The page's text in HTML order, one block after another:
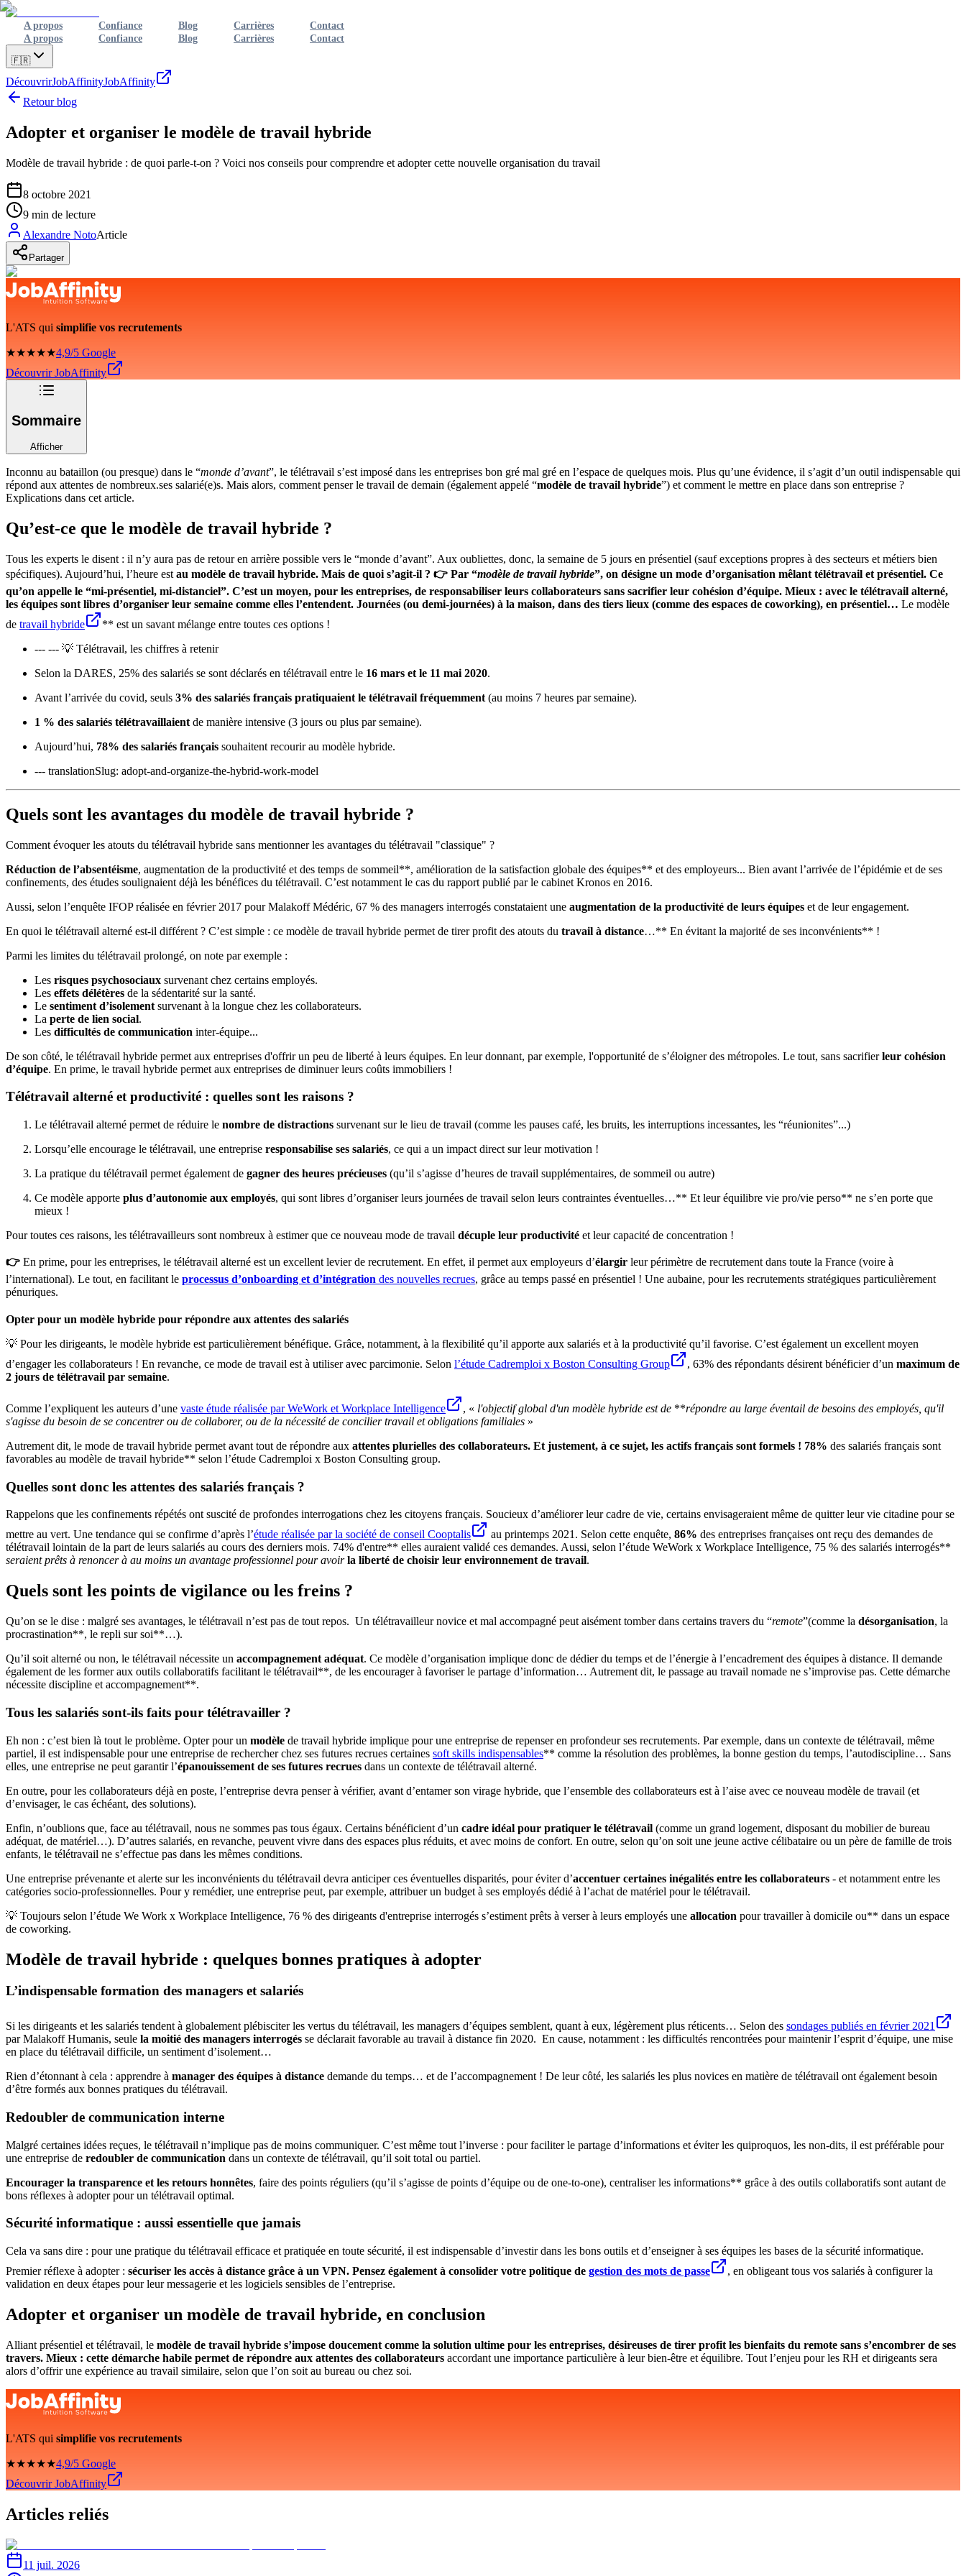
A propos Confiance Blog Carrières
Contact
A propos
Confiance Blog Carrières Contact
🇫🇷
DécouvrirJobAffinityJobAffinity
Retour blog
Adopter et organiser le modèle de travail hybride
Modèle de travail hybride : de quoi parle-t-on ? Voici nos conseils pour comprendre et adopter cette nouvelle organisation du travail
8 octobre 2021
9 min de lecture
Alexandre NotoArticle
Partager
L'ATS qui simplifie vos recrutements
★★★★★4,9/5 Google
Découvrir JobAffinity
Sommaire
Afficher
Inconnu au bataillon (ou presque) dans le “monde d’avant”, le télétravail s’est imposé dans les entreprises bon gré mal gré en l’espace de quelques mois. Plus qu’une évidence, il s’agit d’un outil indispensable qui
répond aux attentes de nombreux.ses salarié(e)s. Mais alors, comment penser le travail de demain (également appelé “modèle de travail hybride”) et comment le mettre en place dans son entreprise ?
Explications dans cet article.
Qu’est-ce que le modèle de travail hybride ?
Tous les experts le disent : il n’y aura pas de retour en arrière possible vers le “monde d’avant”. Aux oubliettes, donc, la semaine de 5 jours en présentiel (sauf exceptions propres à des secteurs et métiers bien
spécifiques). Aujourd’hui, l’heure est au modèle de travail hybride. Mais de quoi s’agit-il ? 👉 Par “modèle de travail hybride”, on désigne un mode d’organisation mêlant télétravail et présentiel. Ce
qu’on appelle le “mi-présentiel, mi-distanciel”. C’est un moyen, pour les entreprises, de responsabiliser leurs collaborateurs sans sacrifier leur cohésion d’équipe. Mieux : avec le télétravail alterné,
les équipes sont libres d’organiser leur semaine comme elles l’entendent. Journées (ou demi-journées) à la maison, dans des tiers lieux (comme des espaces de coworking), en présentiel… Le modèle
de travail hybride
** est un savant mélange entre toutes ces options !
--- --- 💡 Télétravail, les chiffres à retenir
Selon la DARES, 25% des salariés se sont déclarés en télétravail entre le 16 mars et le 11 mai 2020.
Avant l’arrivée du covid, seuls 3% des salariés français pratiquaient le télétravail fréquemment (au moins 7 heures par semaine).
1 % des salariés télétravaillaient de manière intensive (3 jours ou plus par semaine).
Aujourd’hui, 78% des salariés français souhaitent recourir au modèle hybride.
--- translationSlug: adopt-and-organize-the-hybrid-work-model
Quels sont les avantages du modèle de travail hybride ?
Comment évoquer les atouts du télétravail hybride sans mentionner les avantages du télétravail "classique" ?
Réduction de l’absentéisme, augmentation de la productivité et des temps de sommeil**, amélioration de la satisfaction globale des équipes** et des employeurs... Bien avant l’arrivée de l’épidémie et de ses
confinements, des études soulignaient déjà les bénéfices du télétravail. C’est notamment le cas du rapport publié par le cabinet Kronos en 2016.
Aussi, selon l’enquête IFOP réalisée en février 2017 pour Malakoff Médéric, 67 % des managers interrogés constataient une augmentation de la productivité de leurs équipes et de leur engagement.
En quoi le télétravail alterné est-il différent ? C’est simple : ce modèle de travail hybride permet de tirer profit des atouts du travail à distance…** En évitant la majorité de ses inconvénients** !
Parmi les limites du télétravail prolongé, on note par exemple :
Les risques psychosociaux survenant chez certains employés.
Les effets délétères de la sédentarité sur la santé.
Le sentiment d’isolement survenant à la longue chez les collaborateurs.
La perte de lien social.
Les difficultés de communication inter-équipe...
De son côté, le télétravail hybride permet aux entreprises d'offrir un peu de liberté à leurs équipes. En leur donnant, par exemple, l'opportunité de s’éloigner des métropoles. Le tout, sans sacrifierleur cohésion
d’équipe. En prime, le travail hybride permet aux entreprises de diminuer leurs coûts immobiliers !
Télétravail alterné et productivité : quelles sont les raisons ?
Le télétravail alterné permet de réduire le nombre de distractions survenant sur le lieu de travail (comme les pauses café, les bruits, les interruptions incessantes, les “réunionites”...)
Lorsqu’elle encourage le télétravail, une entreprise responsabilise ses salariés, ce qui a un impact direct sur leur motivation !
La pratique du télétravail permet également de gagner des heures précieuses (qu’il s’agisse d’heures de travail supplémentaires, de sommeil ou autre)
Ce modèle apporte plus d’autonomie aux employés, qui sont libres d’organiser leurs journées de travail selon leurs contraintes éventuelles…** Et leur équilibre vie pro/vie perso** ne s’en porte que
mieux !
Pour toutes ces raisons, les télétravailleurs sont nombreux à estimer que ce nouveau mode de travail décuple leur productivité et leur capacité de concentration !
👉 En prime, pour les entreprises, le télétravail alterné est un excellent levier de recrutement. En effet, il permet aux employeurs d’élargir leur périmètre de recrutement dans toute la France (voire à
l’international). Le tout, en facilitant le processus d’onboarding et d’intégration des nouvelles recrues, grâce au temps passé en présentiel ! Une aubaine, pour les recrutements stratégiques particulièrement
pénuriques.
Opter pour un modèle hybride pour répondre aux attentes des salariés
💡 Pour les dirigeants, le modèle hybride est particulièrement bénéfique. Grâce, notamment, à la flexibilité qu’il apporte aux salariés et à la productivité qu’il favorise. C’est également un excellent moyen
d’engager les collaborateurs ! En revanche, ce mode de travail est à utiliser avec parcimonie. Selon l’étude Cadremploi x Boston Consulting Group , 63% des répondants désirent bénéficier d’un maximum de
2 jours de télétravail par semaine.
Comme l’expliquent les auteurs d’une vaste étude réalisée par WeWork et Workplace Intelligence , « l'objectif global d'un modèle hybride est de **répondre au large éventail de besoins des employés, qu'il
s'agisse du besoin de se concentrer ou de collaborer, ou de la nécessité de concilier travail et obligations familiales »
Autrement dit, le mode de travail hybride permet avant tout de répondre aux attentes plurielles des collaborateurs. Et justement, à ce sujet, les actifs français sont formels ! 78% des salariés français sont
favorables au modèle de travail hybride** selon l’étude Cadremploi x Boston Consulting group.
Quelles sont donc les attentes des salariés français ?
Rappelons que les confinements répétés ont suscité de profondes interrogations chez les citoyens français. Soucieux d’améliorer leur cadre de vie, certains envisageraient même de quitter leur vie citadine pour se
mettre au vert. Une tendance qui se confirme d’après l’étude réalisée par la société de conseil Cooptalis au printemps 2021. Selon cette enquête, 86% des entreprises françaises ont reçu des demandes de
télétravail lointain de la part de leurs salariés au cours des derniers mois. 74% d'entre** elles auraient validé ces demandes. Aussi, selon l’étude WeWork x Workplace Intelligence, 75 % des salariés interrogés**
seraient prêts à renoncer à au moins un avantage professionnel pour avoir la liberté de choisir leur environnement de travail.
Quels sont les points de vigilance ou les freins ?
Qu’on se le dise : malgré ses avantages, le télétravail n’est pas de tout repos. Un télétravailleur novice et mal accompagné peut aisément tomber dans certains travers du “remote”(comme la désorganisation, la
procrastination**, le repli sur soi**…).
Qu’il soit alterné ou non, le télétravail nécessite un accompagnement adéquat. Ce modèle d’organisation implique donc de dédier du temps et de l’énergie à l’encadrement des équipes à distance. Il demande
également de les former aux outils collaboratifs facilitant le télétravail**, de les encourager à favoriser le partage d’information… Autrement dit, le passage au travail nomade ne s’improvise pas. Cette démarche
nécessite discipline et accompagnement**.
Tous les salariés sont-ils faits pour télétravailler ?
Eh non : c’est bien là tout le problème. Opter pour un modèle de travail hybride implique pour une entreprise de repenser en profondeur ses recrutements. Par exemple, dans un contexte de télétravail, même
partiel, il est indispensable pour une entreprise de rechercher chez ses futures recrues certaines soft skills indispensables** comme la résolution des problèmes, la bonne gestion du temps, l’autodiscipline… Sans
elles, une entreprise ne peut garantir l’épanouissement de ses futures recrues dans un contexte de télétravail alterné.
En outre, pour les collaborateurs déjà en poste, l’entreprise devra penser à vérifier, avant d’entamer son virage hybride, que l’ensemble des collaborateurs est à l’aise avec ce nouveau modèle de travail (et
d’envisager, le cas échéant, des solutions).
Enfin, n’oublions que, face au télétravail, nous ne sommes pas tous égaux. Certains bénéficient d’un cadre idéal pour pratiquer le télétravail (comme un grand logement, disposant du mobilier de bureau
adéquat, de matériel…). D’autres salariés, en revanche, peuvent vivre dans des espaces plus réduits, et avec moins de confort. En outre, selon qu’on soit une jeune active célibataire ou un père de famille de trois
enfants, le télétravail ne s’effectue pas dans les mêmes conditions.
Une entreprise prévenante et alerte sur les inconvénients du télétravail devra anticiper ces éventuelles disparités, pour éviter d’accentuer certaines inégalités entre les collaborateurs - et notamment entre les
catégories socio-professionnelles. Pour y remédier, une entreprise peut, par exemple, attribuer un budget à ses employés dédié à l’achat de matériel pour le télétravail.
💡 Toujours selon l’étude We Work x Workplace Intelligence, 76 % des dirigeants d'entreprise interrogés s’estiment prêts à verser à leurs employés une allocation pour travailler à domicile ou** dans un espace
de coworking.
Modèle de travail hybride : quelques bonnes pratiques à adopter
L’indispensable formation des managers et salariés
Si les dirigeants et les salariés tendent à globalement plébisciter les vertus du télétravail, les managers d’équipes semblent, quant à eux, légèrement plus réticents… Selon des sondages publiés en février 2021
par Malakoff Humanis, seule la moitié des managers interrogés se déclarait favorable au travail à distance fin 2020. En cause, notamment : les difficultés rencontrées pour maintenir l’esprit d’équipe, une mise
en place du télétravail difficile, un sentiment d’isolement…
Rien d’étonnant à cela : apprendre à manager des équipes à distance demande du temps… et de l’accompagnement ! De leur côté, les salariés les plus novices en matière de télétravail ont également besoin
d’être formés aux bonnes pratiques du télétravail.
Redoubler de communication interne
Malgré certaines idées reçues, le télétravail n’implique pas de moins communiquer. C’est même tout l’inverse : pour faciliter le partage d’informations et éviter les quiproquos, les non-dits, il est préférable pour
une entreprise de redoubler de communication dans un contexte de télétravail, qu’il soit total ou partiel.
Encourager la transparence et les retours honnêtes, faire des points réguliers (qu’il s’agisse de points d’équipe ou de one-to-one), centraliser les informations** grâce à des outils collaboratifs sont autant de
bons réflexes à adopter pour un télétravail optimal.
Sécurité informatique : aussi essentielle que jamais
Cela va sans dire : pour une pratique du télétravail efficace et pratiquée en toute sécurité, il est indispensable d’investir dans les bons outils et d’enseigner à ses équipes les bases de la sécurité informatique.
Premier réflexe à adopter : sécuriser les accès à distance grâce à un VPN. Pensez également à consolider votre politique de gestion des mots de passe
, en obligeant tous vos salariés à configurer la
validation en deux étapes pour leur messagerie et les logiciels sensibles de l’entreprise.
Adopter et organiser un modèle de travail hybride, en conclusion
Alliant présentiel et télétravail, le modèle de travail hybride s’impose doucement comme la solution ultime pour les entreprises, désireuses de tirer profit les bienfaits du remote sans s’encombrer de ses
travers. Mieux : cette démarche habile permet de répondre aux attentes des collaborateurs accordant une importance particulière à leur bien-être et équilibre. Tout l’enjeu pour les RH et dirigeants sera
alors d’offrir une expérience au travail similaire, selon que l’on soit au bureau ou chez soi.
L'ATS qui simplifie vos recrutements
★★★★★4,9/5 Google
Découvrir JobAffinity
Articles reliés
11 juil. 2026